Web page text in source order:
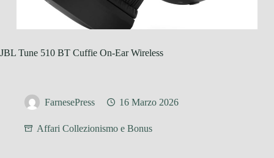
JBL Tune 510 BT Cuffie On-Ear Wireless
FarnesePress 16 Marzo 2026
Affari Collezionismo e Bonus